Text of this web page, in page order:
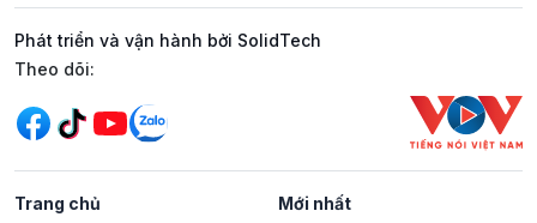
Phát triển và vận hành bởi SolidTech
Mạng xã hội
Theo dõi:
Trang chủ Mới nhất